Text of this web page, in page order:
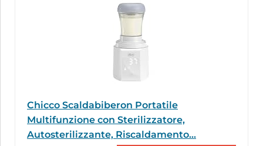
Chicco Scaldabiberon Portatile
Multifunzione con Sterilizzatore,
Autosterilizzante, Riscaldamento...